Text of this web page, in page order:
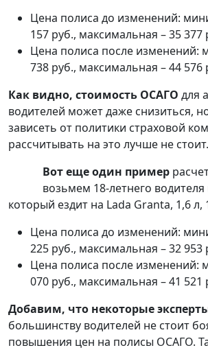
Цена полиса до изменений:
157 руб., максимальная – 35 377
Цена полиса после изменений:
738 руб., максимальная – 44 576
Как видно, стоимость ОСАГО для
водителей может даже снизиться,
зависеть от политики страховой
рассчитывать на это лучше не стоит.
Вот еще один пример
возьмем 18-летнего водителя
который ездит на Lada Granta, 1,6 л,
Цена полиса до изменений:
225 руб., максимальная – 32 953
Цена полиса после изменений:
070 руб., максимальная – 41 521
Добавим, что некоторые
большинству водителей не стоит
повышения цен на полисы ОСАГО.